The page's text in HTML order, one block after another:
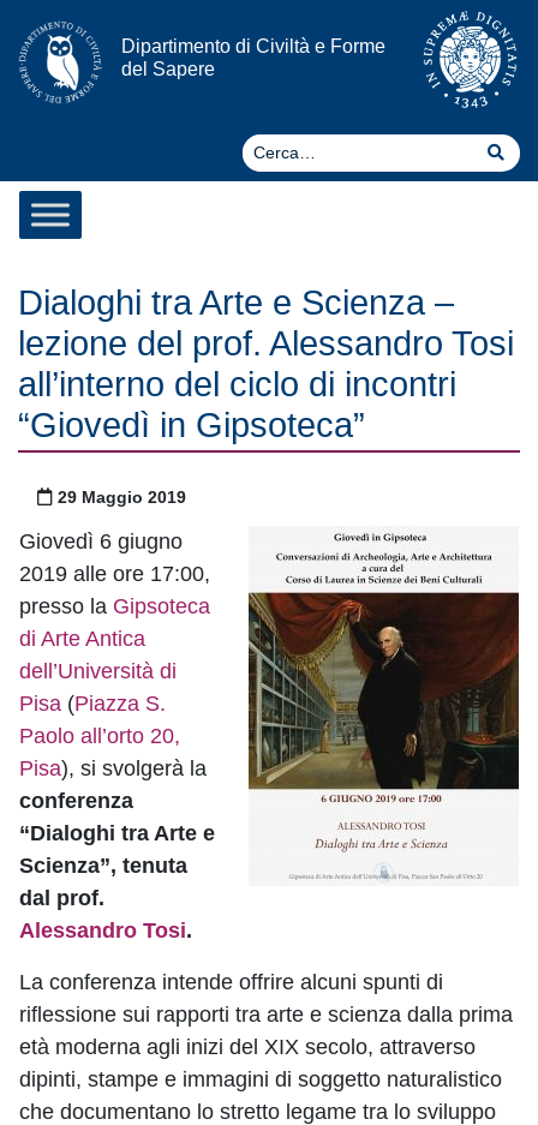
Vai al contenuto
Dipartimento di Civiltà e Forme
del Sapere
Dialoghi tra Arte e Scienza –
lezione del prof. Alessandro Tosi
all’interno del ciclo di incontri
“Giovedì in Gipsoteca”
Pubblicato il
29 Maggio 2019
Giovedì 6 giugno
2019 alle ore 17:00,
presso la Gipsoteca
di Arte Antica
dell’Università di
Pisa (Piazza S.
Paolo all’orto 20,
Pisa), si svolgerà la
conferenza
“Dialoghi tra Arte e
Scienza”, tenuta
dal prof.
Alessandro Tosi.
La conferenza intende offrire alcuni spunti di
riflessione sui rapporti tra arte e scienza dalla prima
età moderna agli inizi del XIX secolo, attraverso
dipinti, stampe e immagini di soggetto naturalistico
che documentano lo stretto legame tra lo sviluppo